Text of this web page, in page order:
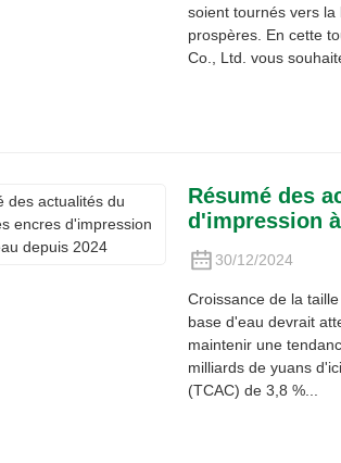
soient tournés vers
prospères. En cette
Co., Ltd. vous
Résumé des
d'impression
30/12/2024
Croissance de la
base d'eau devrait
maintenir une
milliards de yuans
(TCAC) de 3,8 %...